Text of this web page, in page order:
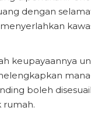
dengan
keupayaannya
boleh
rumah.